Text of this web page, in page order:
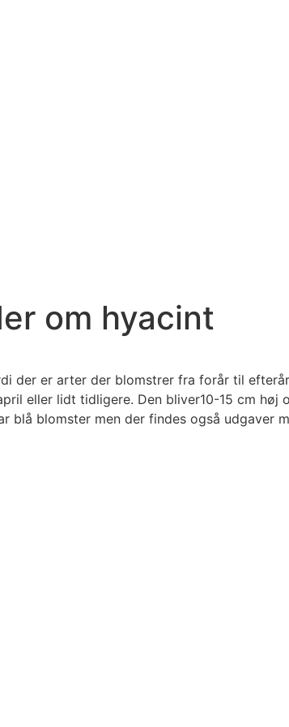
om hyacint
der er arter der blomstrer fra forår til
eller lidt tidligere. Den bliver10-15 cm
blå blomster men der findes også udgaver